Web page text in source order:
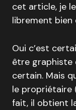
cet article, je
librement bien
Oui c’est
être graphiste
certain. Mais
le propriétaire
fait, il obtient